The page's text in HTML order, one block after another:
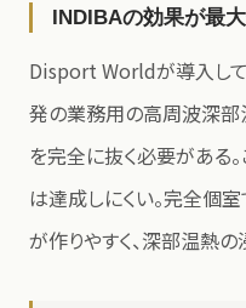
INDIBAの効果が最
Disport Worldが導入して
発の業務用の高周波深部
を完全に抜く必要がある
は達成しにくい。完全個
が作りやすく、深部温熱